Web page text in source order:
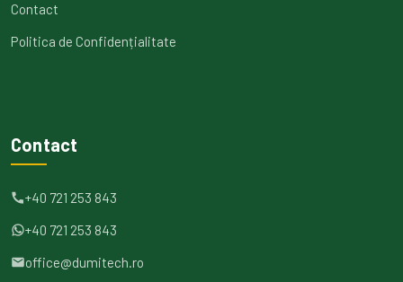
Contact
Politica de Confidențialitate
Contact
+40 721 253 843
+40 721 253 843
office@dumitech.ro